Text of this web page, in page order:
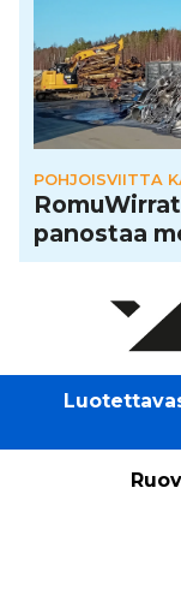
POHJOISVIITTA
panostaa